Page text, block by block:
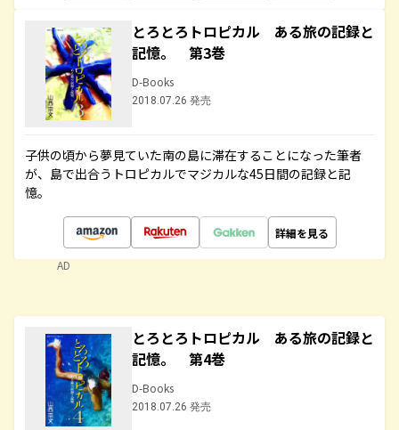
とろとろトロピカル ある旅の記録と
記憶。 第3巻
D-Books
2018.07.26 発売
子供の頃から夢見ていた南の島に滞在することになった筆者
が、島で出合うトロピカルでマジカルな45日間の記録と記
憶。
詳細を見る
AD
とろとろトロピカル ある旅の記録と
記憶。 第4巻
D-Books
2018.07.26 発売